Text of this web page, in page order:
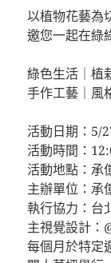
以植物花藝為
邀您一起在綠
綠色生活｜植
手作工藝｜風
活動日期：5/
活動時間：
活動地點：承
主辦單位：承
執行協力：台
主視覺設計：
每個月於特定